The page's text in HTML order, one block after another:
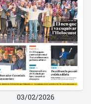
03/02/2026